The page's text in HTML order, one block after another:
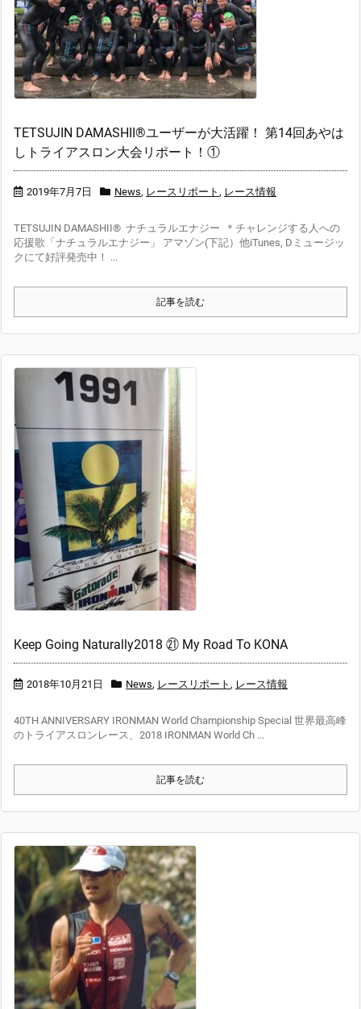
TETSUJIN DAMASHII®︎ユーザーが大活躍！ 第14回あやは
しトライアスロン大会リポート！①
2019年7月7日 News, レースリポート , レース情報
TETSUJIN DAMASHII® ナチュラルエナジー ＊チャレンジする人への
応援歌「ナチュラルエナジー」 アマゾン(下記）他iTunes, Dミュージッ
クにて好評発売中！ ...
記事を読む
Keep Going Naturally2018 ㉑ My Road To KONA
2018年10月21日 News, レースリポート , レース情報
40TH ANNIVERSARY IRONMAN World Championship Special 世界最高峰
のトライアスロンレース、2018 IRONMAN World Ch ...
記事を読む